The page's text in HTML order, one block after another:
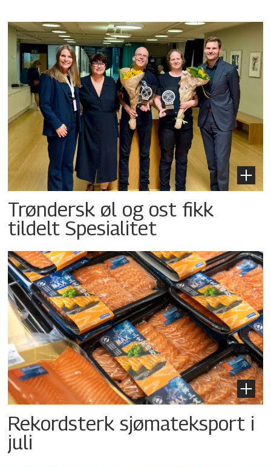
Trøndersk øl og ost fikk
tildelt Spesialitet
Rekordsterk sjømateksport i
juli